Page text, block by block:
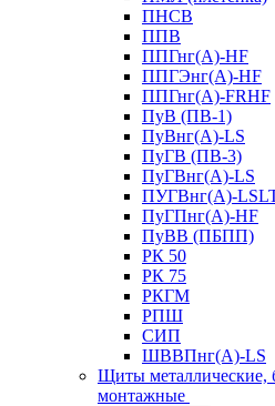
ПНСВ
ППВ
ППГнг(А)-HF
ППГЭнг(А)-HF
ППГнг(А)-FRHF
ПуВ (ПВ-1)
ПуВнг(А)-LS
ПуГВ (ПВ-3)
ПуГВнг(А)-LS
ПУГВнг(А)-
ПуГПнг(А)-HF
ПуВВ (ПБПП)
РК 50
РК 75
РКГМ
РПШ
СИП
ШВВПнг(А)-LS
Щиты металлические,
монтажные